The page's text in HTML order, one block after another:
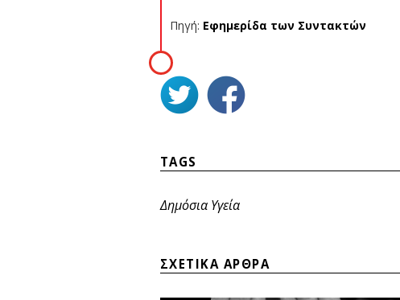
Πηγή: Εφημερίδα των Συντακτών
TAGS
Δημόσια Υγεία
ΣΧΕΤΙΚΑ ΑΡΘΡΑ